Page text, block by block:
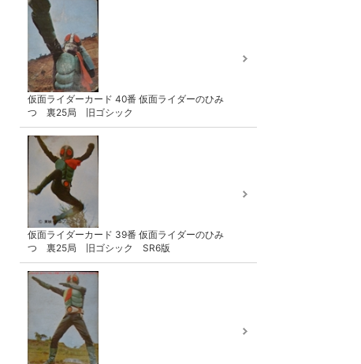
仮面ライダーカード 40番 仮面ライダーのひみ
つ 裏25局 旧ゴシック
仮面ライダーカード 39番 仮面ライダーのひみ
つ 裏25局 旧ゴシック SR6版